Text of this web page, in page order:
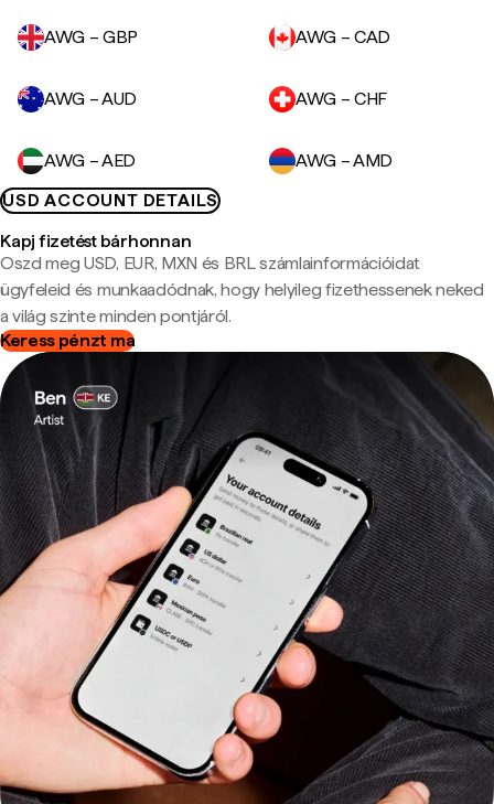
AWG – GBP AWG – CAD
AWG – AUD AWG – CHF
AWG – AED
AWG – AMD
USD ACCOUNT DETAILS
Kapj fizetést bárhonnan
Oszd meg USD, EUR, MXN és BRL számlainformációidat
ügyfeleid és munkaadódnak, hogy helyileg fizethessenek neked
a világ szinte minden pontjáról.
Keress pénzt ma